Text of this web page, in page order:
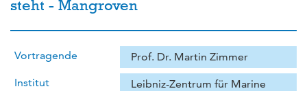
steht - Mangroven
Vortragende
Prof. Dr. Martin Zimmer
Institut
Leibniz-Zentrum für Marine